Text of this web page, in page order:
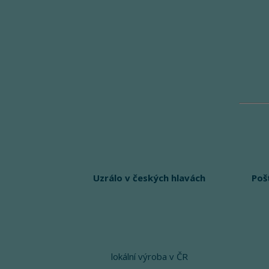
Uzrálo v českých hlavách
lokální výroba v ČR